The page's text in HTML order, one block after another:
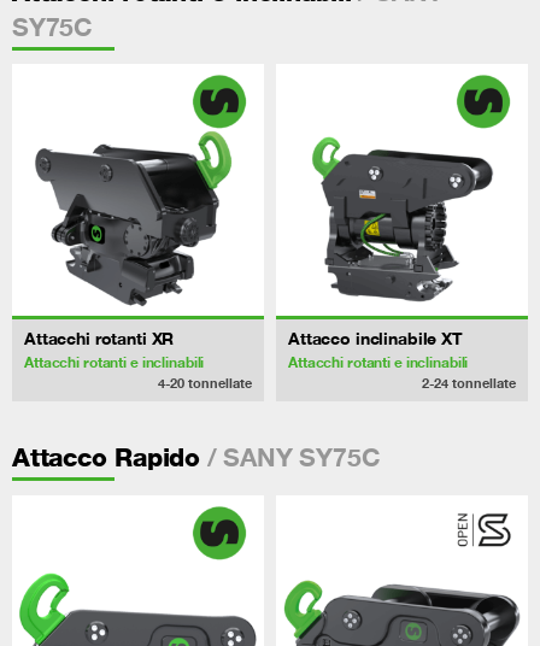
SY75C
Attacchi rotanti XR
Attacchi rotanti e inclinabili
4-20 tonnellate
Attacco inclinabile XT
Attacchi rotanti e inclinabili
2-24 tonnellate
Attacco Rapido / SANY SY75C